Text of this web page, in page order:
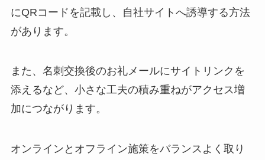
にQRコードを記載し、自社サイトへ誘導する方法
があります。
また、名刺交換後のお礼メールにサイトリンクを
添えるなど、小さな工夫の積み重ねがアクセス増
加につながります。
オンラインとオフライン施策をバランスよく取り